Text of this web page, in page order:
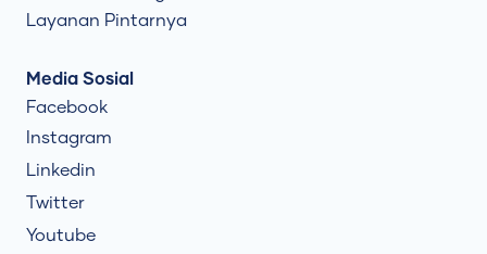
Layanan Pintarnya
Media Sosial
Facebook
Instagram
Linkedin
Twitter
Youtube